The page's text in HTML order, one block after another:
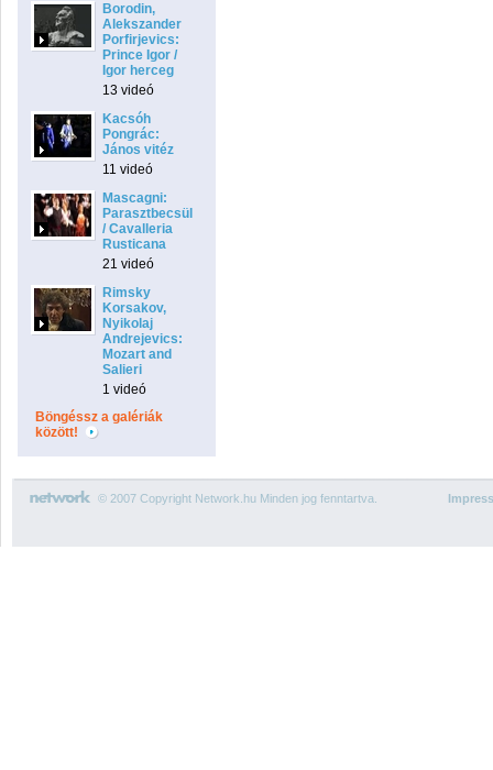
Borodin,
Alekszander
Porfirjevics:
Prince Igor /
Igor herceg
13 videó
Kacsóh
Pongrác:
János vitéz
11 videó
Mascagni:
Parasztbecsület
/ Cavalleria
Rusticana
21 videó
Rimsky
Korsakov,
Nyikolaj
Andrejevics:
Mozart and
Salieri
1 videó
Böngéssz a galériák
között!
© 2007 Copyright Network.hu Minden jog fenntartva.